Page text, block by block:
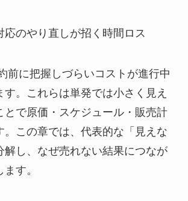
応のやり直しが招く時間ロス
前に把握しづらいコストが進行中
す。これらは単発では小さく見え
とで原価・スケジュール・販売計
。この章では、代表的な「見えな
解し、なぜ売れない結果につなが
す。